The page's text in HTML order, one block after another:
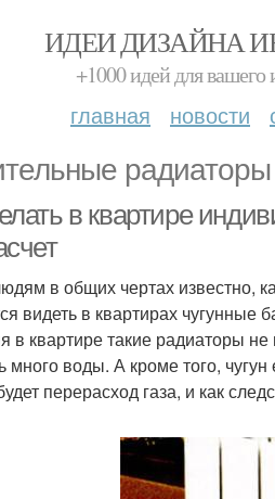
ИДЕИ ДИЗАЙНА
+1000 идей для вашего
главная новости
радиаторы
в квартире
в общих чертах известно,
видеть в квартирах
в квартире такие радиаторы
много воды. А кроме того,
перерасход газа, и как